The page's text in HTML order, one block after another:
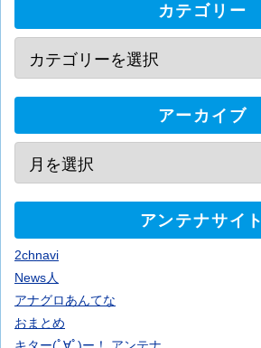
カテゴリー
アーカイブ
アンテナサイト
2chnavi
News人
アナグロあんてな
おまとめ